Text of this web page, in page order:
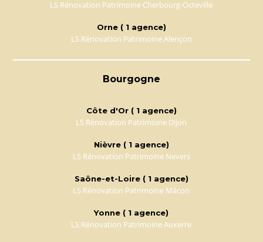
LS Rénovation Patrimoine Cherbourg-Octeville
Orne ( 1 agence)
LS Rénovation Patrimoine Alençon
Bourgogne
Côte d'Or ( 1 agence)
LS Rénovation Patrimoine Dijon
Nièvre ( 1 agence)
LS Rénovation Patrimoine Nevers
Saône-et-Loire ( 1 agence)
LS Rénovation Patrimoine Mâcon
Yonne ( 1 agence)
LS Rénovation Patrimoine Auxerre